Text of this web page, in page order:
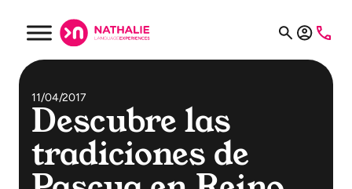
11/04/2017
Descubre las
tradiciones de